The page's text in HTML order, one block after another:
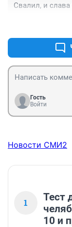
Свалил, и слава
Гость
Войти
Новости СМИ2
1
Тест
10 и